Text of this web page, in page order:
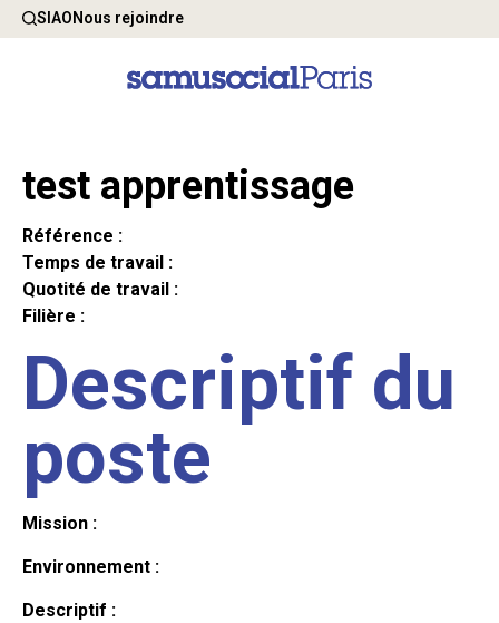
SIAONous rejoindre
test apprentissage
Référence :
Temps de travail :
Quotité de travail :
Filière :
Descriptif du
poste
Mission :
Environnement :
Descriptif :